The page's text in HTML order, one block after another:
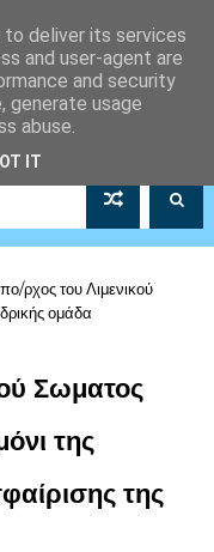
ρχος του Λιμενικού
ομάδα
Σωματος
της
της
deliver its services
and user-agent are
and security
generate usage
abuse.
IT